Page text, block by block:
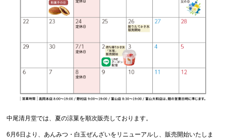
中尾清月堂では、夏の涼菓を順次販売しております。
6月6日より、あんみつ・白玉ぜんざいをリニューアルし、販売開始いたしま